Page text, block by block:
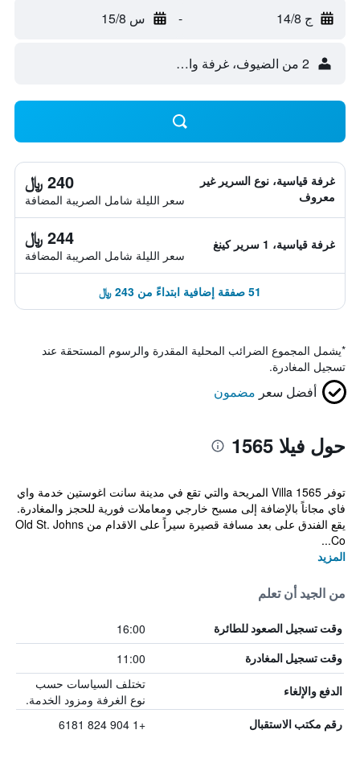
ج 14/8 - س 15/8
2 من الضيوف، غرفة واحدة
غرفة قياسية، نوع السرير غير
معروف
240 ﷼
سعر الليلة شامل الصريبة المضافة
غرفة قياسية، 1 سرير كينغ 244 ﷼
سعر الليلة شامل الصريبة المضافة
51 صفقة إضافية ابتداءً من 243 ﷼
*يشمل المجموع الضرائب المحلية المقدرة والرسوم المستحقة عند
تسجيل المغادرة.
أفضل سعر مضمون
حول فيلا 1565
توفر Villa 1565 المريحة والتي تقع في مدينة سانت اغوستين خدمة واي
فاي مجاناً بالإضافة إلى مسبح خارجي ومعاملات فورية للحجز والمغادرة.
يقع الفندق على بعد مسافة قصيرة سيراً على الاقدام من Old St. Johns
Co...
المزيد
من الجيد أن تعلم
وقت تسجيل الصعود للطائرة 16:00
وقت تسجيل المغادرة 11:00
الدفع والإلغاء
تختلف السياسات حسب
نوع الغرفة ومزود الخدمة.
رقم مكتب الاستقبال +1 904 824 6181